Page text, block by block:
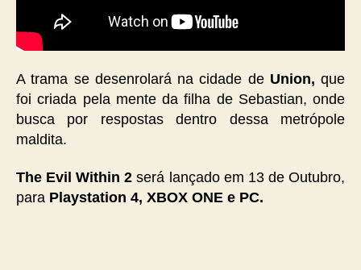
A trama se desenrolará na cidade de Union, que
foi criada pela mente da filha de Sebastian, onde
busca por respostas dentro dessa metrópole
maldita.
The Evil Within 2será lançado em 13 de Outubro,
para Playstation 4, XBOX ONE e PC.